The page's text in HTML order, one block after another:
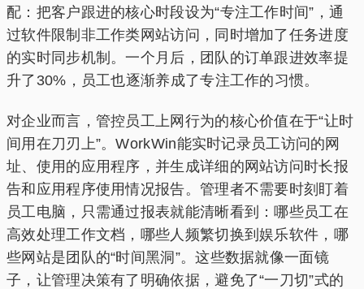
配：把客户跟进的核心时段设为“专注工作时间”，通
过软件限制非工作类网站访问，同时增加了任务进度
的实时同步机制。一个月后，团队的订单跟进效率提
升了30%，员工也逐渐养成了专注工作的习惯。
对企业而言，管控员工上网行为的核心价值在于“让时
间用在刀刃上”。WorkWin能实时记录员工访问的网
址、使用的应用程序，并生成详细的网站访问时长报
告和应用程序使用情况报告。管理者不需要时刻盯着
员工电脑，只需通过报表就能清晰看到：哪些员工在
高效处理工作文档，哪些人频繁切换到娱乐软件，哪
些网站是团队的“时间黑洞”。这些数据就像一面镜
子，让管理决策有了明确依据，避免了“一刀切”式的